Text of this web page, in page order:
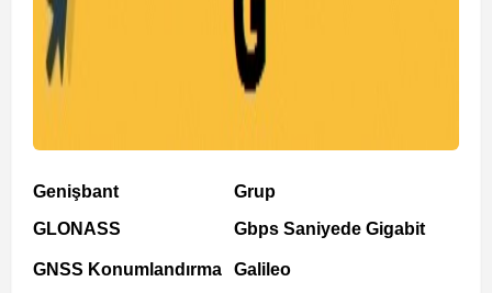
Genişbant
GLONASS
GNSS Konumlandırma
Grup
Gbps Saniyede Gigabit
Galileo